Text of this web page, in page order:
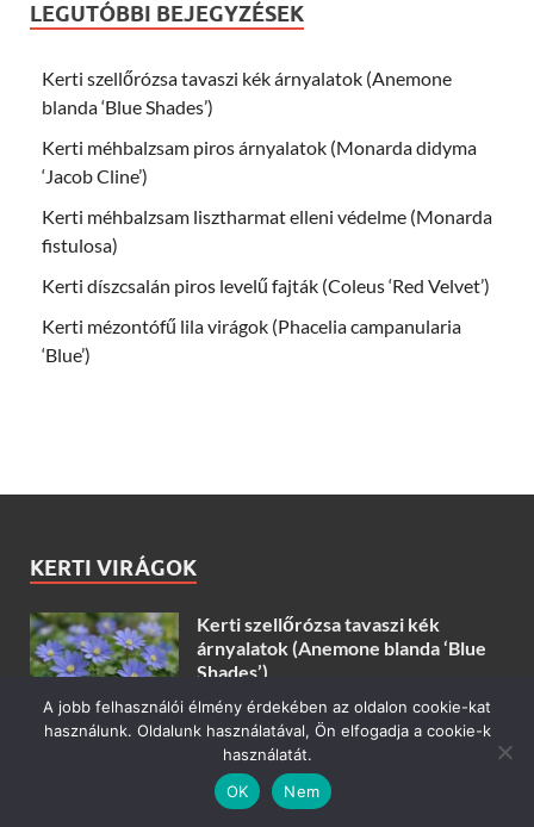
LEGUTÓBBI BEJEGYZÉSEK
Kerti szellőrózsa tavaszi kék árnyalatok (Anemone
blanda ‘Blue Shades’)
Kerti méhbalzsam piros árnyalatok (Monarda didyma
‘Jacob Cline’)
Kerti méhbalzsam lisztharmat elleni védelme (Monarda
fistulosa)
Kerti díszcsalán piros levelű fajták (Coleus ‘Red Velvet’)
Kerti mézontófű lila virágok (Phacelia campanularia
‘Blue’)
KERTI VIRÁGOK
Kerti szellőrózsa tavaszi kék
árnyalatok (Anemone blanda ‘Blue
Shades’)
2026.08.07.
Kerti méhbalzsam piros árnyalatok
(Monarda didyma ‘Jacob Cline’)
A jobb felhasználói élmény érdekében az oldalon cookie-kat
használunk. Oldalunk használatával, Ön elfogadja a cookie-k
használatát.
OK
Nem